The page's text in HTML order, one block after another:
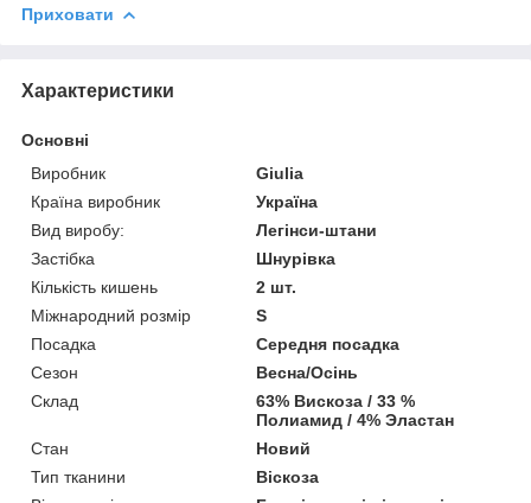
Приховати
Характеристики
Основні
Виробник
Giulia
Країна виробник
Україна
Вид виробу:
Легінси-штани
Застібка
Шнурівка
Кількість кишень
2 шт.
Міжнародний розмір
S
Посадка
Середня посадка
Сезон
Весна/Осінь
Склад
63% Вискоза / 33 %
Полиамид / 4% Эластан
Стан
Новий
Тип тканини
Віскоза